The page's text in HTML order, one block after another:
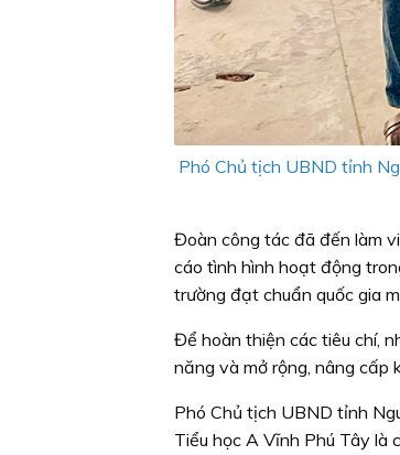
Phó Chủ tịch UBND tỉnh
Đoàn công tác đã đến làm
cáo tình hình hoạt động
trường đạt chuẩn quốc gia
Để hoàn thiện các tiêu chí,
năng và mở rộng, nâng cấp
Phó Chủ tịch UBND tỉnh
Tiểu học A Vĩnh Phú Tây là